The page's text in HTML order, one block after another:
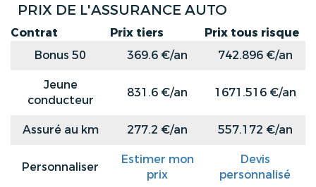
PRIX DE L'ASSURANCE AUTO
Contrat Prix tiers
Prix tous risque
Bonus 50
369.6 €/an
742.896 €/an
Jeune
conducteur
831.6 €/an 1671.516 €/an
Assuré au km 277.2 €/an 557.172 €/an
Personnaliser
Estimer mon
prix
Devis
personnalisé